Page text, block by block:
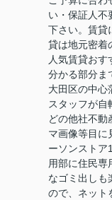
い・保証人不
下さい。賃貸
貸は地元密着
人気賃貸おす
分かる部分ま
大田区の中心
スタッフが自
どの他社不動
マ画像等目に
ーソンストア
用部に住民専
なゴミ出しも
ので、ネット